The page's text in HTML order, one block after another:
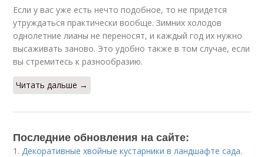
Если у вас уже есть нечто подобное, то не придется
утруждаться практически вообще. Зимних холодов
однолетние лианы не переносят, и каждый год их нужно
высаживать заново. Это удобно также в том случае, если
вы стремитесь к разнообразию.
Читать дальше →
Последние обновления на сайте:
1. Декоративные хвойные кустарники в ландшафте сада.